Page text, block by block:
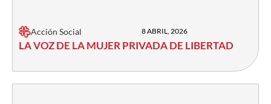
Acción Social 8 ABRIL, 2026
LA VOZ DE LA MUJER PRIVADA DE LIBERTAD